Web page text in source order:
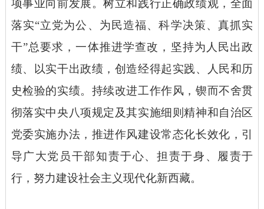
项事业向前发展。树立和践行正确政绩观，全面
落实“立党为公、为民造福、科学决策、真抓实
干”总要求，一体推进学查改，坚持为人民出政
绩、以实干出政绩，创造经得起实践、人民和历
史检验的实绩。持续改进工作作风，锲而不舍贯
彻落实中央八项规定及其实施细则精神和自治区
党委实施办法，推进作风建设常态化长效化，引
导广大党员干部知责于心、担责于身、履责于
行，努力建设社会主义现代化新西藏。